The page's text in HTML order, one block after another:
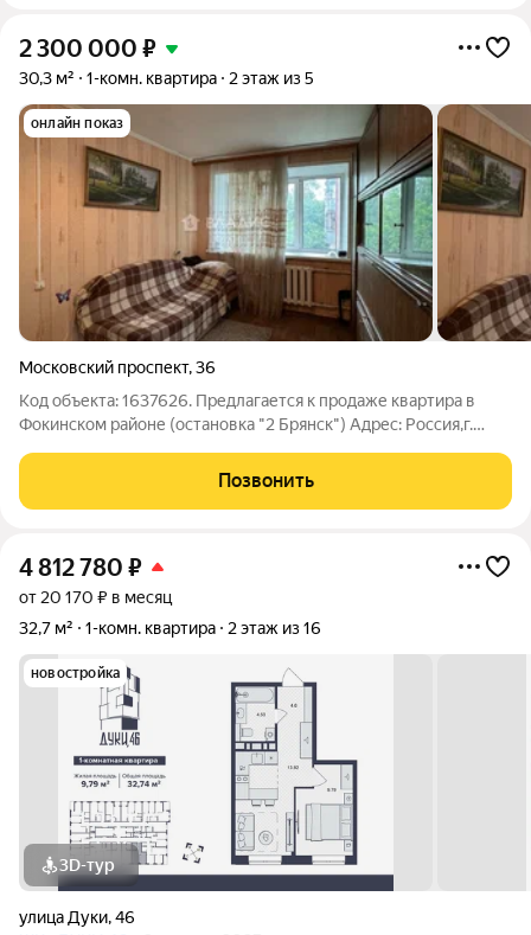
2 300 000 ₽
30,3 м² 1-комн. квартира 2 этаж из 5
онлайн показ
Московский проспект,36
Код объекта: 1637626. Предлагается к продаже квартира в
Фокинском районе (остановка "2 Брянск") Адрес: Россия,г.
Расположение: квартира находится в одном из наиболее
удобных районов Брянска. Близость к
Позвонить
4 812 780 ₽
от 20 170 ₽ в месяц
32,7 м²
1-комн. квартира 2 этаж из 16
новостройка
3D-тур
улица Дуки,46